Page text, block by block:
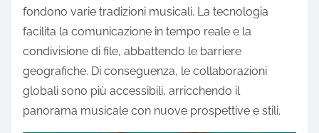
fondono varie tradizioni musicali. La tecnologia
facilita la comunicazione in tempo reale e la
condivisione di file, abbattendo le barriere
geografiche. Di conseguenza, le collaborazioni
globali sono più accessibili, arricchendo il
panorama musicale con nuove prospettive e stili.